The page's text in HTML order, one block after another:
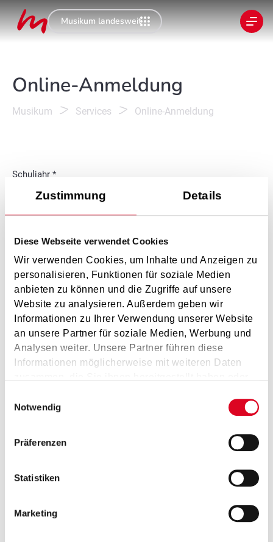
Zustimmung Details
Diese Webseite verwendet Cookies
Wir verwenden Cookies, um Inhalte und Anzeigen zu
personalisieren, Funktionen für soziale Medien
anbieten zu können und die Zugriffe auf unsere
Website zu analysieren. Außerdem geben wir
Informationen zu Ihrer Verwendung unserer Website
an unsere Partner für soziale Medien, Werbung und
Analysen weiter. Unsere Partner führen diese
Informationen möglicherweise mit weiteren Daten
zusammen, die Sie ihnen bereitgestellt haben oder
gesammelt haben.
Notwendig
Präferenzen
Statistiken
Marketing
Musikum landesweit
Online-Anmeldung
Musikum Services Online-Anmeldung
Schuljahr
Unterrichtsfach
Additional Information